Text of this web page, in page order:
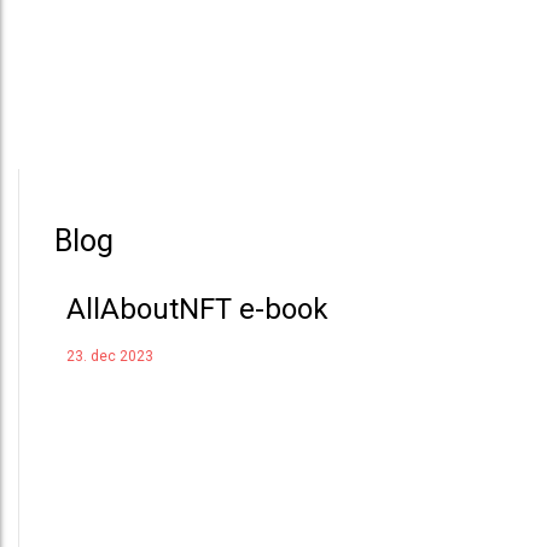
Blog
AllAboutNFT e-book
23. dec 2023